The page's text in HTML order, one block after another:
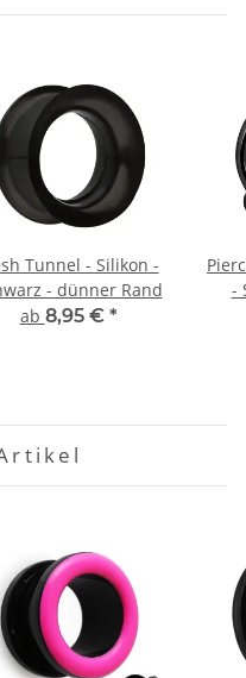
Tunnel - Silikon -
- dünner Rand
ab 8,95 € *
-